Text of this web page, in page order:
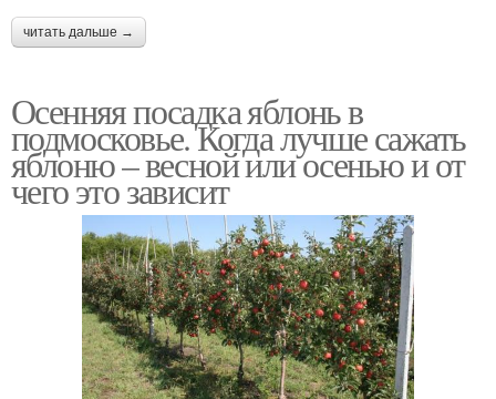
читать дальше →
Осенняя посадка яблонь в
подмосковье. Когда лучше сажать
яблоню – весной или осенью и от
чего это зависит